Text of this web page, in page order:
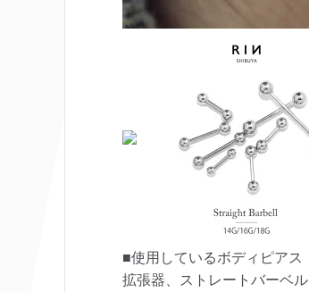
■使用しているボディピアス
拡張器、ストレートバーベル